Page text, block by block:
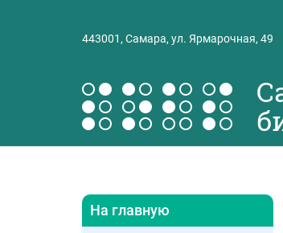
443001, Самара, ул. Ярмарочная, 49
На главную